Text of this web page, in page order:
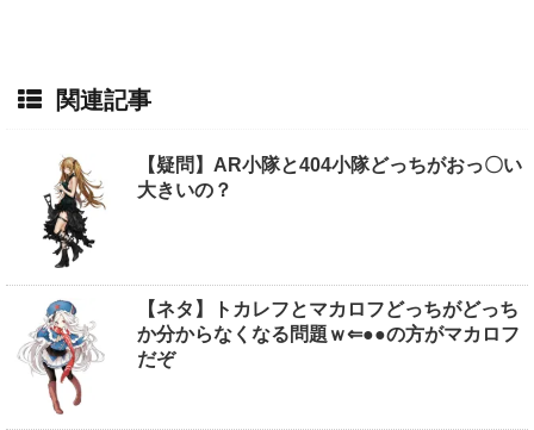
関連記事
【疑問】AR小隊と404小隊どっちがおっ〇い
大きいの？
【ネタ】トカレフとマカロフどっちがどっち
か分からなくなる問題ｗ⇐●●の方がマカロフ
だぞ